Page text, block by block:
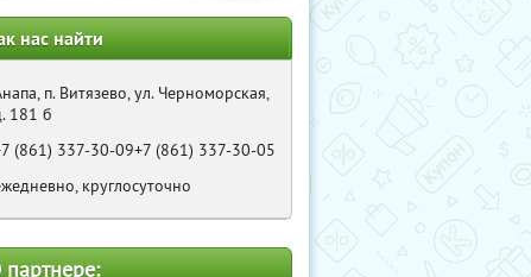
нас найти
п. Витязево, ул. Черноморская,
181 б
(861) 337-30-09+7 (861) 337-30-05
круглосуточно